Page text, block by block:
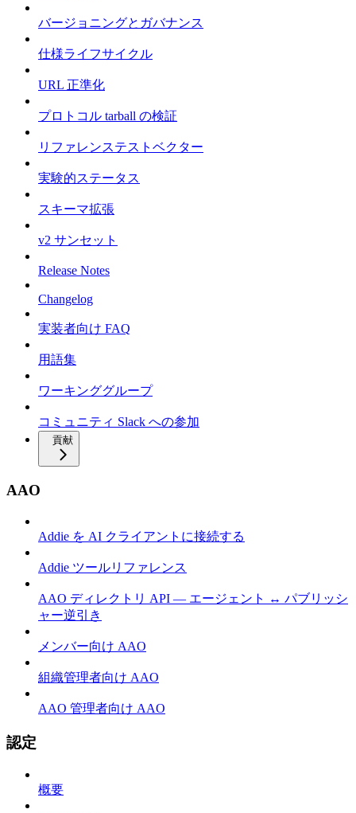
バージョニングとガバナンス
仕様ライフサイクル
URL 正準化
プロトコル tarball の検証
リファレンステストベクター
実験的ステータス
スキーマ拡張
v2 サンセット
Release Notes
Changelog
実装者向け FAQ
用語集
ワーキンググループ
コミュニティ Slack への参加
貢献
AAO
Addie を AI クライアントに接続する
Addie ツールリファレンス
AAO ディレクトリ API — エージェント ↔ パブリッシ
ャー逆引き
メンバー向け AAO
組織管理者向け AAO
AAO 管理者向け AAO
認定
概要